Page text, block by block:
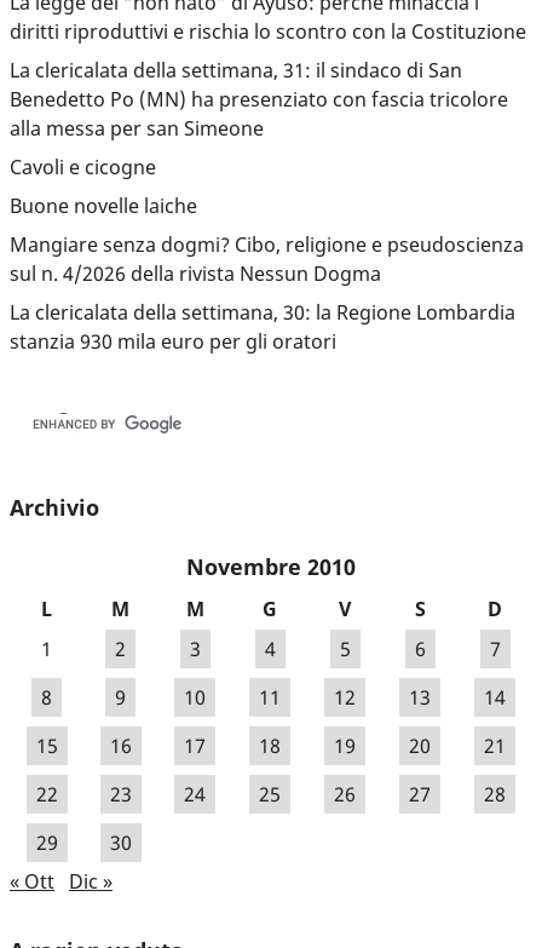
diritti riproduttivi e rischia lo scontro con la Costituzione
La clericalata della settimana, 31: il sindaco di San
Benedetto Po (MN) ha presenziato con fascia tricolore
alla messa per san Simeone
Cavoli e cicogne
Buone novelle laiche
Mangiare senza dogmi? Cibo, religione e pseudoscienza
sul n. 4/2026 della rivista Nessun Dogma
La clericalata della settimana, 30: la Regione Lombardia
stanzia 930 mila euro per gli oratori
Archivio
Novembre 2010
L M M G V S
D
1
2 3 4 5 6
7
8
9 10 11 12 13
14
15
16 17 18 19 20
21
22
23 24 25 26 27
28
29
30
« Ott Dic »